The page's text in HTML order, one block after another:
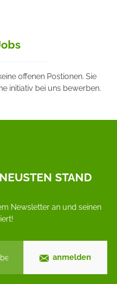
offenen Postionen. Sie
initiativ bei uns bewerben.
STAND
Newsletter an und seinen
anmelden